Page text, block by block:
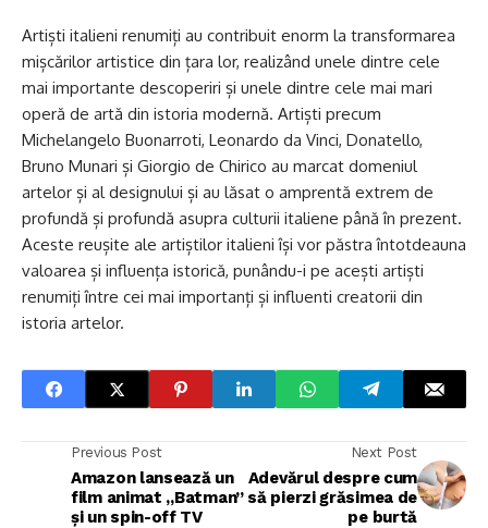
Artiști italieni renumiți au contribuit enorm la transformarea
mișcărilor artistice din țara lor, realizând unele dintre cele
mai importante descoperiri și unele dintre cele mai mari
operă de artă din istoria modernă. Artiști precum
Michelangelo Buonarroti, Leonardo da Vinci, Donatello,
Bruno Munari și Giorgio de Chirico au marcat domeniul
artelor și al designului și au lăsat o amprentă extrem de
profundă și profundă asupra culturii italiene până în prezent.
Aceste reușite ale artiștilor italieni își vor păstra întotdeauna
valoarea și influența istorică, punându-i pe acești artiști
renumiți între cei mai importanți și influenti creatorii din
istoria artelor.
Previous Post
Amazon lansează un
film animat „Batman”
și un spin-off TV
Next Post
Adevărul despre cum
să pierzi grăsimea de
pe burtă